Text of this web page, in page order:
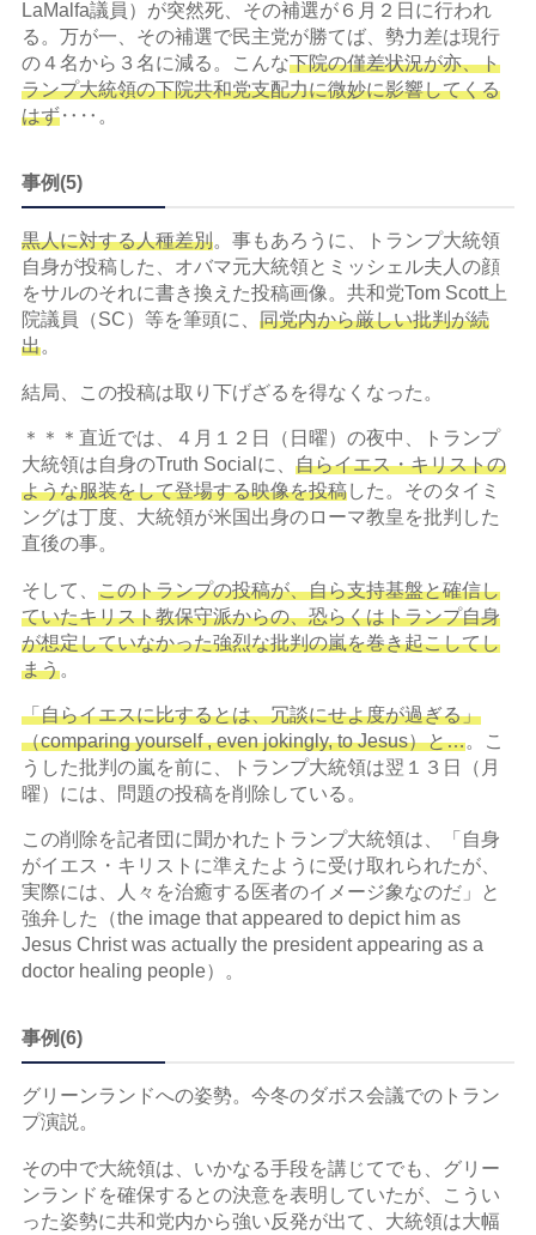
LaMalfa議員）が突然死、その補選が６月２日に行われ
る。万が一、その補選で民主党が勝てば、勢力差は現行
の４名から３名に減る。こんな下院の僅差状況が亦、ト
ランプ大統領の下院共和党支配力に微妙に影響してくる
はず‥‥。
事例(5)
黒人に対する人種差別。事もあろうに、トランプ大統領
自身が投稿した、オバマ元大統領とミッシェル夫人の顔
をサルのそれに書き換えた投稿画像。共和党Tom Scott上
院議員（SC）等を筆頭に、 同党内から厳しい批判が続
出。
結局、この投稿は取り下げざるを得なくなった。
＊＊＊直近では、４月１２日（日曜）の夜中、トランプ
大統領は自身のTruth Socialに、 自らイエス・キリストの
ような服装をして登場する映像を投稿した。そのタイミ
ングは丁度、大統領が米国出身のローマ教皇を批判した
直後の事。
そして、 このトランプの投稿が、自ら支持基盤と確信し
ていたキリスト教保守派からの、恐らくはトランプ自身
が想定していなかった強烈な批判の嵐を巻き起こしてし
まう。
「自らイエスに比するとは、冗談にせよ度が過ぎる」
（comparing yourself , even jokingly, to Jesus）と…。こ
うした批判の嵐を前に、トランプ大統領は翌１３日（月
曜）には、問題の投稿を削除している。
この削除を記者団に聞かれたトランプ大統領は、「自身
がイエス・キリストに準えたように受け取れられたが、
実際には、人々を治癒する医者のイメージ象なのだ」と
強弁した（the image that appeared to depict him as
Jesus Christ was actually the president appearing as a
doctor healing people）。
事例(6)
グリーンランドへの姿勢。今冬のダボス会議でのトラン
プ演説。
その中で大統領は、いかなる手段を講じてでも、グリー
ンランドを確保するとの決意を表明していたが、こうい
った姿勢に共和党内から強い反発が出て、大統領は大幅